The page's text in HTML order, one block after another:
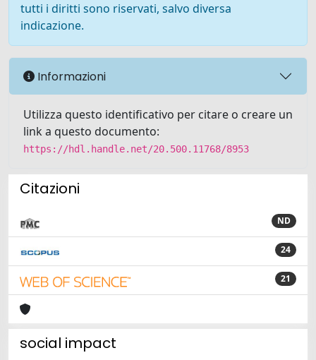
tutti i diritti sono riservati, salvo diversa
indicazione.
Informazioni
Utilizza questo identificativo per citare o creare un
link a questo documento:
https://hdl.handle.net/20.500.11768/8953
Citazioni
ND
24
21
social impact